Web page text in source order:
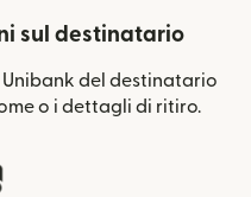
sul destinatario
Unibank del destinatario
o i dettagli di ritiro.